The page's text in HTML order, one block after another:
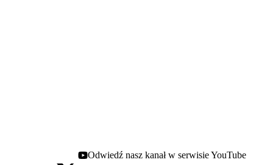
Youtube - otwiera się w nowej karcie
Odwiedź nasz kanał w serwisie YouTube